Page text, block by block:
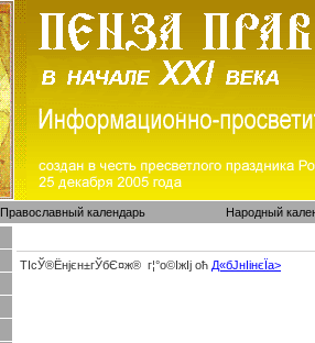
Православный календарь Народный
ТІсЎ®Ёнјєн±­гЎ­бЄ¤ж® г¦°о©ІжІј оћ Д«бЈ­нІінєЇa>